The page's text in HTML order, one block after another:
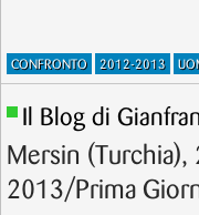
CONFRONTO 2012-2013
Il Blog di
Mersin
2013/Prima